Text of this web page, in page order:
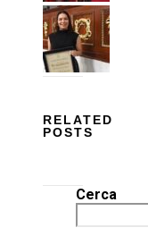
RELATED
POSTS
Cerca